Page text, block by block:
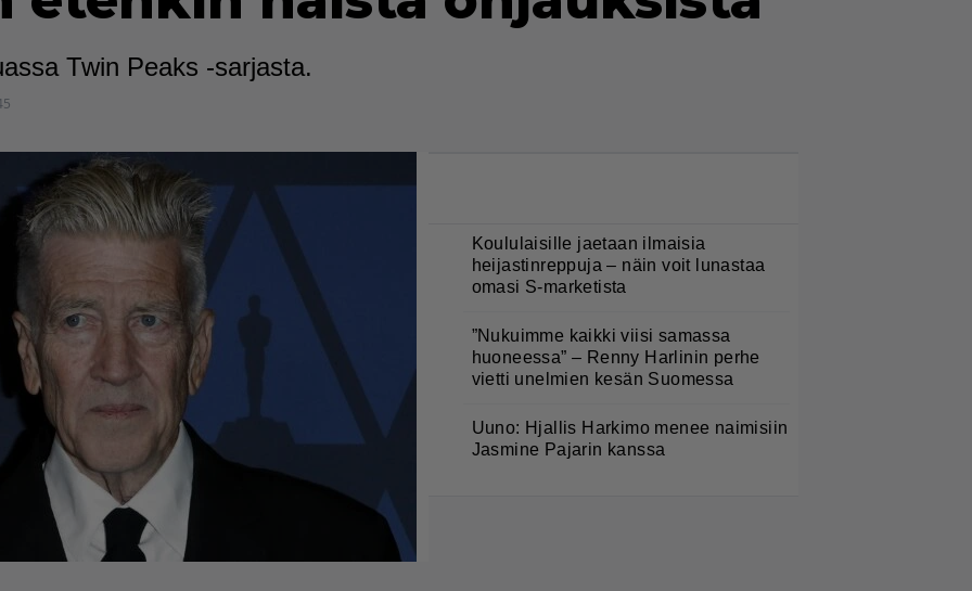
Twin Peaks -sarjasta.
Koululaisille jaetaan ilmaisia
heijastinreppuja – näin voit lunastaa
omasi S-marketista
”Nukuimme kaikki viisi samassa
huoneessa” – Renny Harlinin perhe
vietti unelmien kesän Suomessa
Uuno: Hjallis Harkimo menee naimisiin
Jasmine Pajarin kanssa